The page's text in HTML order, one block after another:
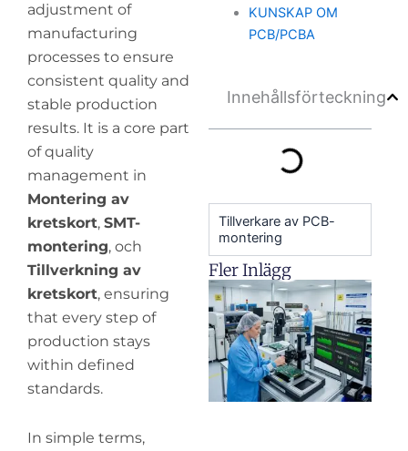
adjustment of
manufacturing
processes to ensure
consistent quality and
stable production
results. It is a core part
of quality
management in
Montering av
kretskort, SMT-
montering, och
Tillverkning av
kretskort, ensuring
that every step of
production stays
within defined
standards.
In simple terms,
KUNSKAP OM
PCB/PCBA
Innehållsförteckning
Tillverkare av PCB-
montering
Fler Inlägg